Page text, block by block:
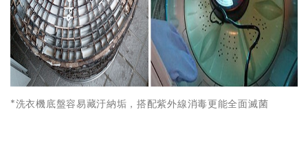
*洗衣機底盤容易藏汙納垢，搭配紫外線消毒更能全面滅菌